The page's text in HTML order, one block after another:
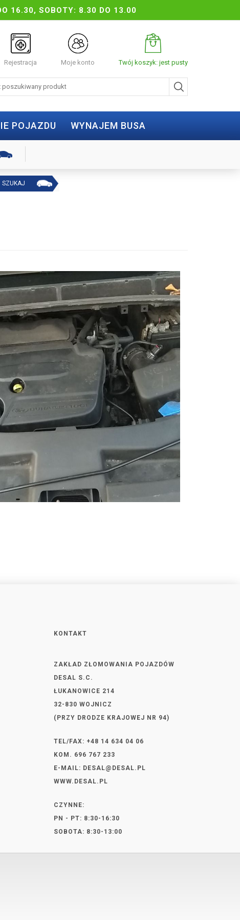
16.30, SOBOTY: 8.30 DO 13.00
Rejestracja Moje konto Twój koszyk: jest pusty
POJAZDU WYNAJEM BUSA
KONTAKT
ZAKŁAD ZŁOMOWANIA POJAZDÓW
DESAL S.C.
ŁUKANOWICE 214
32-830 WOJNICZ
(PRZY DRODZE KRAJOWEJ NR 94)
TEL/FAX: +48 14 634 04 06
KOM. 696 767 233
E-MAIL: DESAL@DESAL.PL
WWW.DESAL.PL
CZYNNE:
PN - PT: 8:30-16:30
SOBOTA: 8:30-13:00